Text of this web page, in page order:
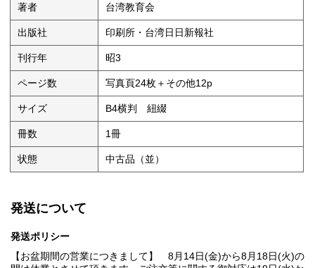
経年疵有り。
著者 台湾教育会
出版社 印刷所・台湾日日新報社
刊行年 昭3
ページ数 写真頁24枚＋その他12p
サイズ B4横判 紐綴
冊数 1冊
状態 中古品（並）
発送について
発送ポリシー
【お盆期間の営業につきまして】 8月14日(金)から8月18日(火)の